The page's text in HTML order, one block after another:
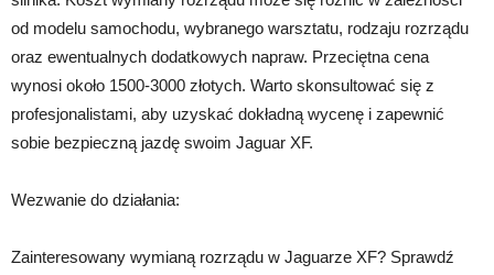
od modelu samochodu, wybranego warsztatu, rodzaju rozrządu
oraz ewentualnych dodatkowych napraw. Przeciętna cena
wynosi około 1500-3000 złotych. Warto skonsultować się z
profesjonalistami, aby uzyskać dokładną wycenę i zapewnić
sobie bezpieczną jazdę swoim Jaguar XF.
Wezwanie do działania:
Zainteresowany wymianą rozrządu w Jaguarze XF? Sprawdź